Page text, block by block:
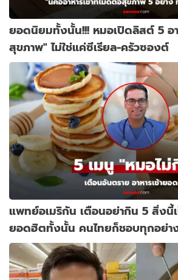
ยอดนิยมทั้งนั้น!!! หมอเปิดลิสต์ 5 อา
สุขภาพ" ไม่ใช่แค่ซีเรียล-ครัวซองต์
แพทย์อเมริกัน เตือนอย่ากิน 5 สิ่งนี้
ยอดฮิตทั้งนั้น คนไทยก็ชอบทุกอย่า